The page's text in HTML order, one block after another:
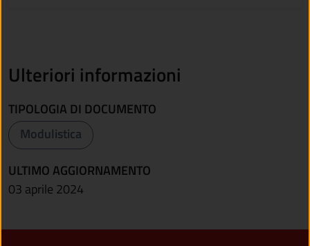
Ulteriori informazioni
TIPOLOGIA DI DOCUMENTO
Modulistica
ULTIMO AGGIORNAMENTO
03 aprile 2024